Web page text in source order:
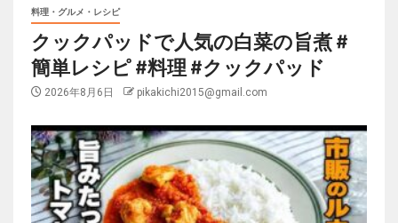
料理・グルメ・レシピ
クックパッドで人気の白菜の旨煮 #
簡単レシピ #料理 #クックパッド
2026年8月6日 pikakichi2015@gmail.com